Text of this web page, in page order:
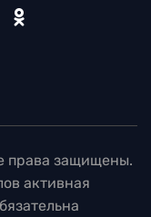
права защищены.
активная